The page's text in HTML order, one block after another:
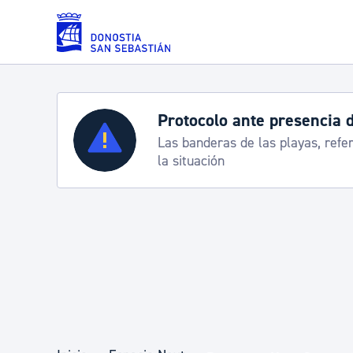
Saltar al contenido principal
Servicios
Padrón y asuntos personales
Semana Grande 2026:
8-15 agosto